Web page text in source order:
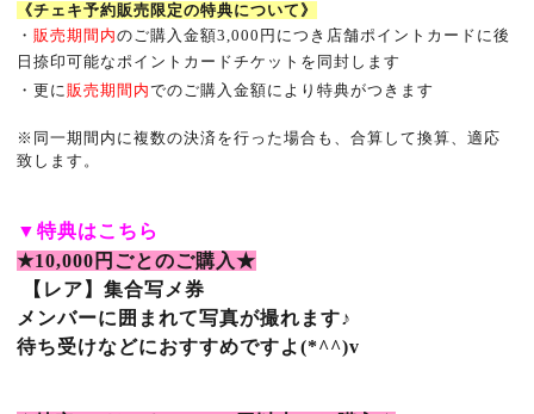
《チェキ予約販売限定の特典について》
・販売期間内のご購入金額3,000 円につき店舗ポイントカードに後
日捺印可能なポイントカードチケットを同封します
・更に販売期間内でのご購入金額により特典がつきます
※ 同一期間内に複数の決済を行った場合も、合算して換算、適応
致します。
▼特典はこちら
★10,000 円ごとのご購入★
【レア】集合写メ券
メンバーに囲まれて写真が撮れます♪
待ち受けなどにおすすめですよ(*^^)v